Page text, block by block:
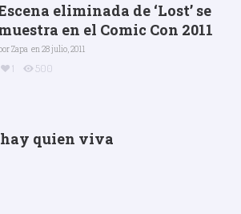
eliminada de ‘Lost’ se
en el Comic Con 2011
Zapa en 28 julio, 2011
1 500
hay quien viva